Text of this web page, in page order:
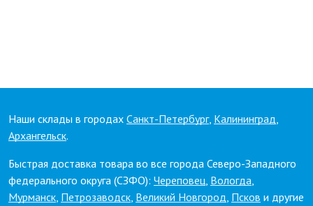
Наши склады в городах Санкт-Петербург, Калининград,
Архангельск.
Быстрая доставка товара во все города Северо-Западного
федерального округа (СЗФО): Череповец, Вологда,
Мурманск, Петрозаводск, Великий Новгород, Псков и другие